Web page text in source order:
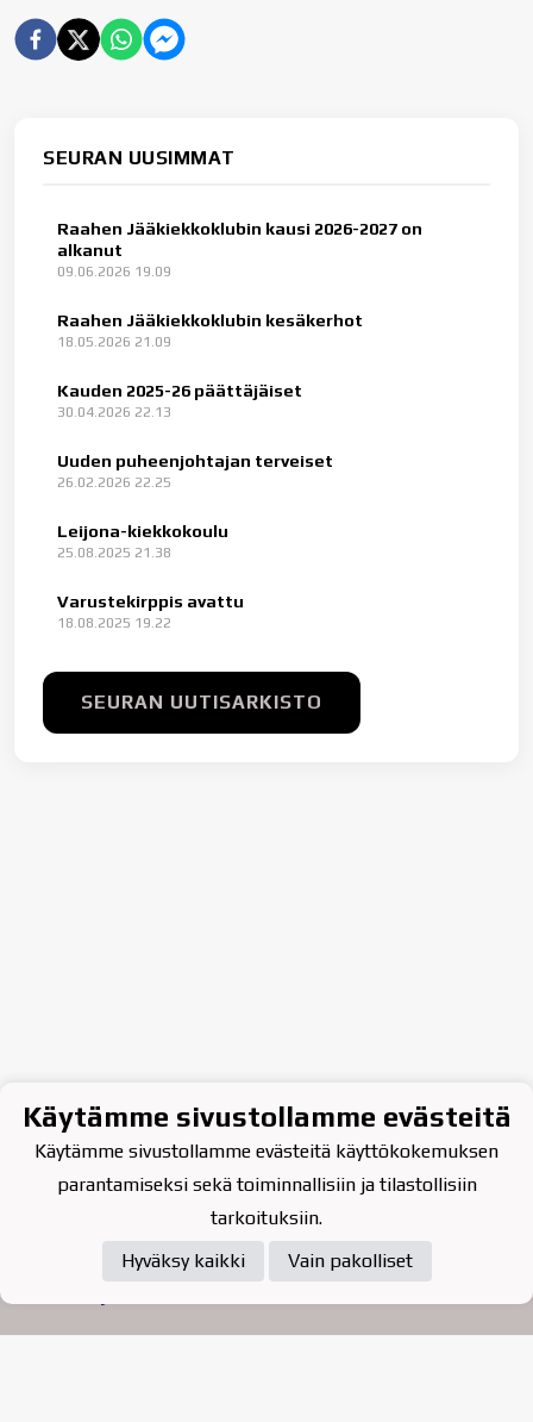
SEURAN UUSIMMAT
Raahen Jääkiekkoklubin kausi 2026-2027 on
alkanut
09.06.2026 19.09
Raahen Jääkiekkoklubin kesäkerhot
18.05.2026 21.09
Kauden 2025-26 päättäjäiset
30.04.2026 22.13
Uuden puheenjohtajan terveiset
26.02.2026 22.25
Leijona-kiekkokoulu
25.08.2025 21.38
Varustekirppis avattu
18.08.2025 19.22
SEURAN UUTISARKISTO
Käytämme sivustollamme evästeitä
Käytämme sivustollamme evästeitä käyttökokemuksen
parantamiseksi sekä toiminnallisiin ja tilastollisiin
tarkoituksiin.
Hyväksy kaikki
Vain pakolliset